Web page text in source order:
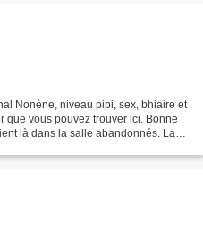
Nonène, niveau pipi, sex, bhiaire et
que vous pouvez trouver ici. Bonne
là dans la salle abandonnés. La